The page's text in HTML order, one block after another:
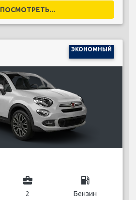
ПОСМОТРЕТЬ...
ЭКОНОМНЫЙ
business_center
2
local_gas_station
Бензин